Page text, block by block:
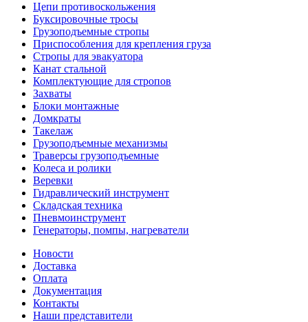
Цепи противоскольжения
Буксировочные тросы
Грузоподъемные стропы
Приспособления для крепления груза
Стропы для эвакуатора
Канат стальной
Комплектующие для стропов
Захваты
Блоки монтажные
Домкраты
Такелаж
Грузоподъемные механизмы
Траверсы грузоподъемные
Колеса и ролики
Веревки
Гидравлический инструмент
Складская техника
Пневмоинструмент
Генераторы, помпы, нагреватели
Новости
Доставка
Оплата
Документация
Контакты
Наши представители